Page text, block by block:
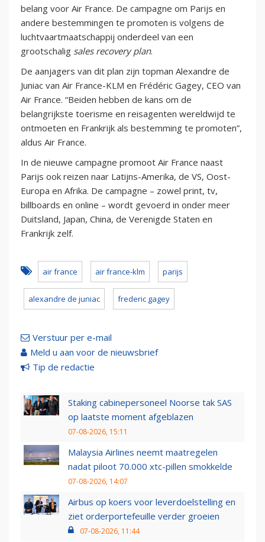
belang voor Air France. De campagne om Parijs en
andere bestemmingen te promoten is volgens de
luchtvaartmaatschappij onderdeel van een
grootschalig sales recovery plan.
De aanjagers van dit plan zijn topman Alexandre de
Juniac van Air France-KLM en Frédéric Gagey, CEO van
Air France. “Beiden hebben de kans om de
belangrijkste toerisme en reisagenten wereldwijd te
ontmoeten en Frankrijk als bestemming te promoten”,
aldus Air France.
In de nieuwe campagne promoot Air France naast
Parijs ook reizen naar Latijns-Amerika, de VS, Oost-
Europa en Afrika. De campagne – zowel print, tv,
billboards en online – wordt gevoerd in onder meer
Duitsland, Japan, China, de Verenigde Staten en
Frankrijk zelf.
air france air france-klm parijs
alexandre de juniac frederic gagey
Verstuur per e-mail
Meld u aan voor de nieuwsbrief
Tip de redactie
Staking cabinepersoneel Noorse tak SAS
op laatste moment afgeblazen
07-08-2026, 15:11
Malaysia Airlines neemt maatregelen
nadat piloot 70.000 xtc-pillen smokkelde
07-08-2026, 14:07
Airbus op koers voor leverdoelstelling en
ziet orderportefeuille verder groeien
07-08-2026, 11:44